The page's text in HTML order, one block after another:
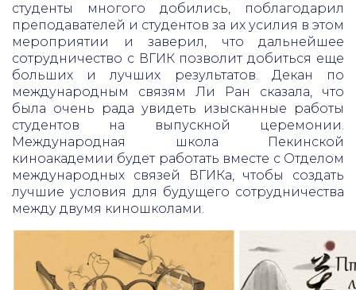
студенты многого добились, поблагодарил
преподавателей и студентов за их усилия в этом
мероприятии и заверил, что дальнейшее
сотрудничество с ВГИК позволит добиться еще
больших и лучших результатов. Декан по
международным связям Ли Ран сказала, что
была очень рада увидеть изысканные работы
студентов на выпускной церемонии.
Международная школа Пекинской
киноакадемии будет работать вместе с Отделом
международных связей ВГИКа, чтобы создать
лучшие условия для будущего сотрудничества
между двумя киношколами.